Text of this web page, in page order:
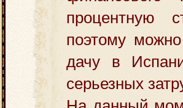
процентную
поэтому
дачу в
серьезных